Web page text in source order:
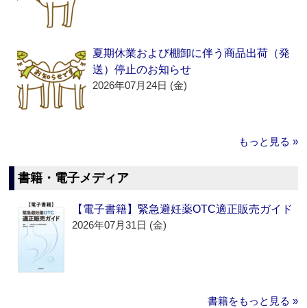
夏期休業および棚卸に伴う商品出荷（発
送）停止のお知らせ
2026年07月24日 (金)
もっと見る »
書籍・電子メディア
【電子書籍】緊急避妊薬OTC適正販売ガイド
2026年07月31日 (金)
書籍をもっと見る »